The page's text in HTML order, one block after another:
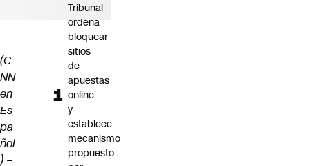
(C
NN
en
Es
pa
ñol
) –
Tribunal
ordena
bloquear
sitios
de
apuestas
online
y
establece
mecanismo
propuesto